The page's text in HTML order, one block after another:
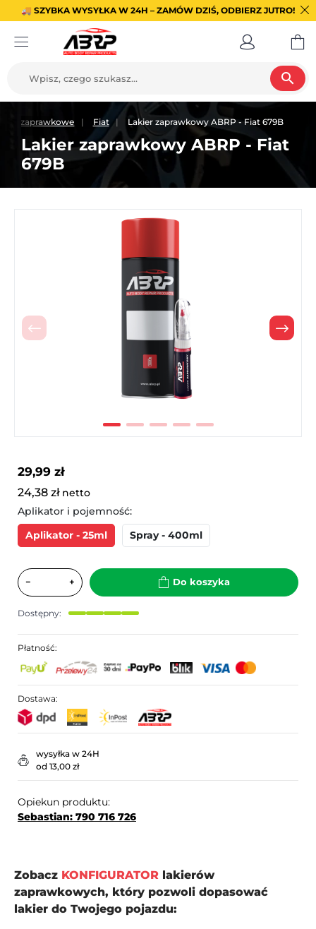
🚚 SZYBKA WYSYŁKA W 24H – ZAMÓW DZIŚ, ODBIERZ JUTRO!
search
zaprawkowe Fiat Lakier zaprawkowy ABRP - Fiat 679B
Lakier zaprawkowy ABRP - Fiat
679B
Poprzedni
29,99 zł
24,38 zł netto
Aplikator i pojemność:
Aplikator - 25ml
Spray - 400ml
− + Do koszyka
Dostępny:
Płatność:
Dostawa:
wysyłka w 24H
od 13,00 zł
Opiekun produktu:
Sebastian: 790 716 726
Zobacz KONFIGURATOR lakierów
zaprawkowych, który pozwoli dopasować
lakier do Twojego pojazdu: